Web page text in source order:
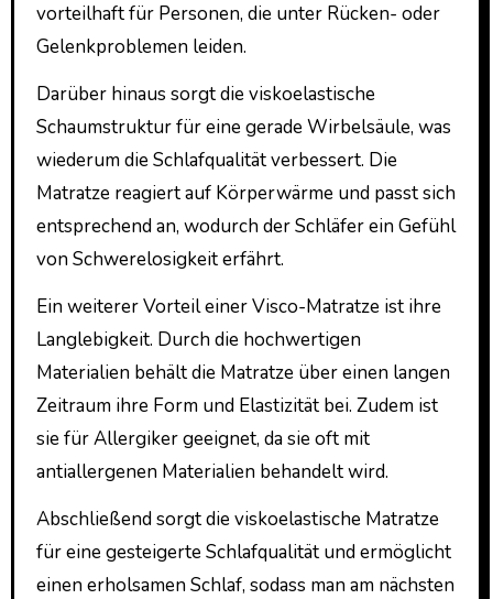
vorteilhaft für Personen, die unter Rücken- oder
Gelenkproblemen leiden.
Darüber hinaus sorgt die viskoelastische
Schaumstruktur für eine gerade Wirbelsäule, was
wiederum die Schlafqualität verbessert. Die
Matratze reagiert auf Körperwärme und passt sich
entsprechend an, wodurch der Schläfer ein Gefühl
von Schwerelosigkeit erfährt.
Ein weiterer Vorteil einer Visco-Matratze ist ihre
Langlebigkeit. Durch die hochwertigen
Materialien behält die Matratze über einen langen
Zeitraum ihre Form und Elastizität bei. Zudem ist
sie für Allergiker geeignet, da sie oft mit
antiallergenen Materialien behandelt wird.
Abschließend sorgt die viskoelastische Matratze
für eine gesteigerte Schlafqualität und ermöglicht
einen erholsamen Schlaf, sodass man am nächsten